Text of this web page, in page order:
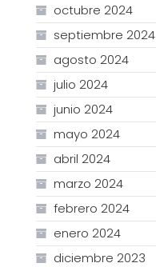
octubre 2024
septiembre 2024
agosto 2024
julio 2024
junio 2024
mayo 2024
abril 2024
marzo 2024
febrero 2024
enero 2024
diciembre 2023